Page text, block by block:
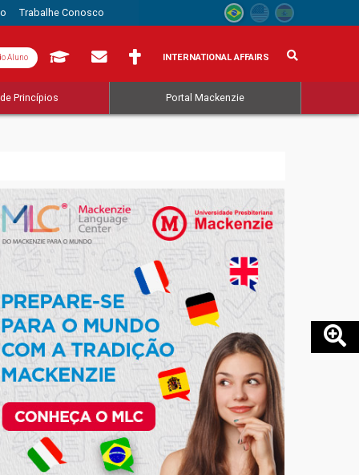
Trabalhe Conosco
Aluno INTERNATIONAL AFFAIRS
Princípios Portal Mackenzie